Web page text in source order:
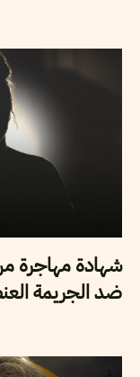
شهادة مهاجرة
ضد الجريمة